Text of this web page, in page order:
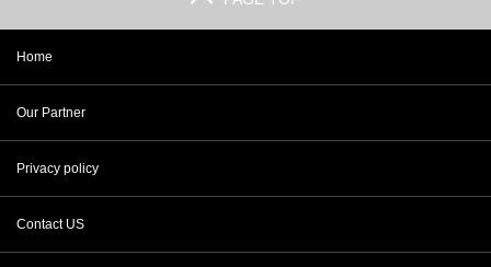
Home
Our Partner
Privacy policy
Contact US